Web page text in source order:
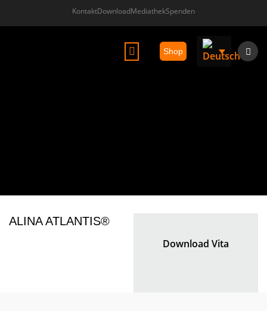
KontaktDownloadMediathekSpenden
Shop
ALINA ATLANTIS®
Download Vita